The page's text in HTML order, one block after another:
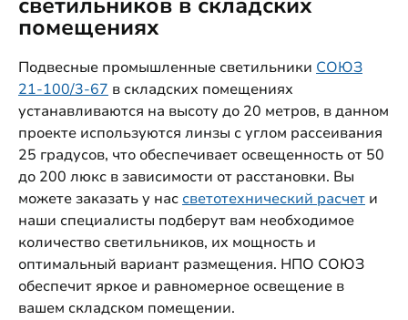
светильников в складских
помещениях
Подвесные промышленные светильники СОЮЗ
21-100/3-67 в складских помещениях
устанавливаются на высоту до 20 метров, в данном
проекте используются линзы с углом рассеивания
25 градусов, что обеспечивает освещенность от 50
до 200 люкс в зависимости от расстановки. Вы
можете заказать у нассветотехнический расчет и
наши специалисты подберут вам необходимое
количество светильников, их мощность и
оптимальный вариант размещения. НПО СОЮЗ
обеспечит яркое и равномерное освещение в
вашем складском помещении.